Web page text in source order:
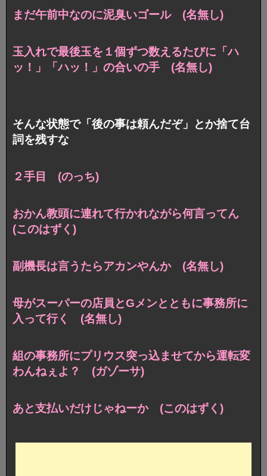
まだ午前中なのに泥臭いゴール (名無し)
玉入れで最後玉を１個ずつ数えるたびに「ハ
ッ！」「ハッ！」の合いの手 (名無し)
そんな状態で「後の事は頼んだぞ」とか捨て台
詞を残すな
２手目 (のっち)
おかん教頭に連れて行かれながら何言ってん
(このはずく)
副機長は言うたらアカンやんか (名無し)
母がスーパーの店員とGメンとともに事務所に
入って行く (名無し)
組の事務所にプリウス突っ込ませてから運転変
わんねぇよ？ (ガゾーサ)
あと支払いだけじゃねーか (このはずく)